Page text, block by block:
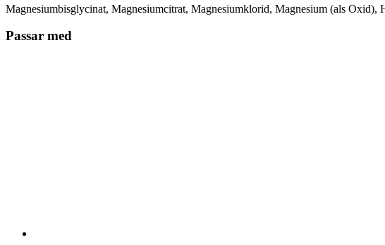
Magnesiumbisglycinat, Magnesiumcitrat, Magnesiumklorid, Magnesium (als
Passar med